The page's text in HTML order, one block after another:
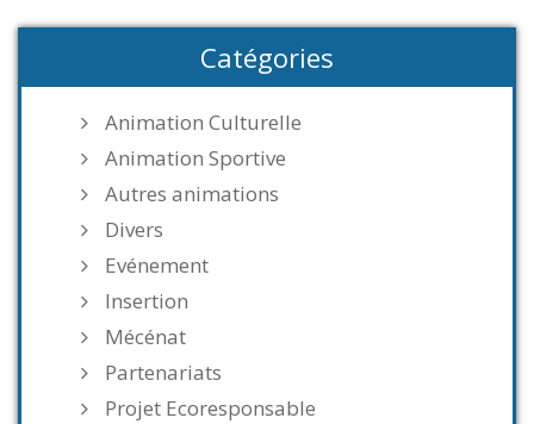
Catégories
Animation Culturelle
Animation Sportive
Autres animations
Divers
Evénement
Insertion
Mécénat
Partenariats
Projet Ecoresponsable